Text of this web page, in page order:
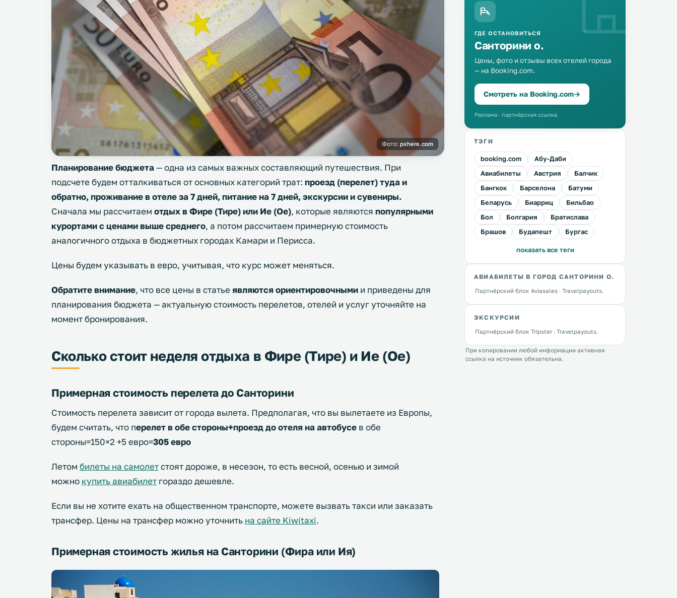
Фото: pxhere.com
Планирование бюджета— одна из самых важных составляющий путешествия. При
подсчете будем отталкиваться от основных категорий трат: проезд (перелет) туда и
обратно, проживание в отеле за 7 дней, питание на 7 дней, экскурсии и сувениры.
Сначала мы рассчитаем отдых в Фире (Тире) или Ие (Ое), которые являются популярными
курортами с ценами выше среднего, а потом рассчитаем примерную стоимость
аналогичного отдыха в бюджетных городах Камари и Перисса.
Цены будем указывать в евро, учитывая, что курс может меняться.
Обратите внимание, что все цены в статье являются ориентировочными и приведены для
планирования бюджета — актуальную стоимость перелетов, отелей и услуг уточняйте на
момент бронирования.
Сколько стоит неделя отдыха в Фире (Тире) и Ие (Ое)
Примерная стоимость перелета до Санторини
Стоимость перелета зависит от города вылета. Предполагая, что вы вылетаете из Европы,
будем считать, что перелет в обе стороны+проезд до отеля на автобусе в обе
стороны=150×2 +5 евро=305 евро
Летом билеты на самолетстоят дороже, в несезон, то есть весной, осенью и зимой
можно купить авиабилет гораздо дешевле.
Если вы не хотите ехать на общественном транспорте, можете вызвать такси или заказать
трансфер. Цены на трансфер можно уточнить на сайте Kiwitaxi.
Примерная стоимость жилья на Санторини (Фира или Ия)
ГДЕ ОСТАНОВИТЬСЯ
Санторини о.
Цены, фото и отзывы всех отелей города
— на Booking.com.
Смотреть на Booking.com→
Реклама · партнёрская ссылка
ТЭГИ
booking.com
Абу-Даби
Авиабилеты
Австрия
Балчик
Бангкок
Барселона
Батуми
Беларусь
Биарриц
Бильбао
Бол
Болгария
Братислава
Брашов
Будапешт Бургас
показать все теги
АВИАБИЛЕТЫ В ГОРОД САНТОРИНИ О.
Партнёрский блок Aviasales · Travelpayouts.
ЭКСКУРСИИ
Партнёрский блок Tripster · Travelpayouts.
При копировании любой информации активная
ссылка на источник обязательна.